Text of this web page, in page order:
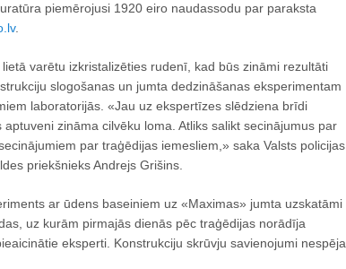
piemērojusi 1920 eiro naudassodu par paraksta
.
varētu izkristalizēties rudenī, kad būs zināmi rezultāti
slogošanas un jumta dedzināšanas eksperimentam
laboratorijās. «Jau uz ekspertīzes slēdziena brīdi
zināma cilvēku loma. Atliks salikt secinājumus par
par traģēdijas iemesliem,» saka Valsts policijas
priekšnieks Andrejs Grišins.
ar ūdens baseiniem uz «Maximas» jumta uzskatāmi
uz kurām pirmajās dienās pēc traģēdijas norādīja
eksperti. Konstrukciju skrūvju savienojumi nespēja